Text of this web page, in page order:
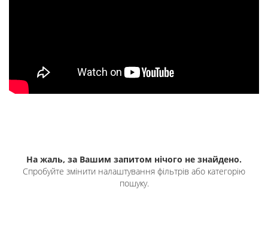
На жаль, за Вашим запитом нічого не знайдено.
Спробуйте змінити налаштування фільтрів або категорію
пошуку.